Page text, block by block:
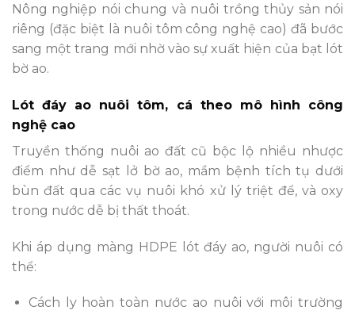
Nông nghiệp nói chung và nuôi trồng thủy sản nói
riêng (đặc biệt là nuôi tôm công nghệ cao) đã bước
sang một trang mới nhờ vào sự xuất hiện của bạt lót
bờ ao.
Lót đáy ao nuôi tôm, cá theo mô hình công
nghệ cao
Truyền thống nuôi ao đất cũ bộc lộ nhiều nhược
điểm như dễ sạt lở bờ ao, mầm bệnh tích tụ dưới
bùn đất qua các vụ nuôi khó xử lý triệt để, và oxy
trong nước dễ bị thất thoát.
Khi áp dụng màng HDPE lót đáy ao, người nuôi có
thể:
Cách ly hoàn toàn nước ao nuôi với môi trường